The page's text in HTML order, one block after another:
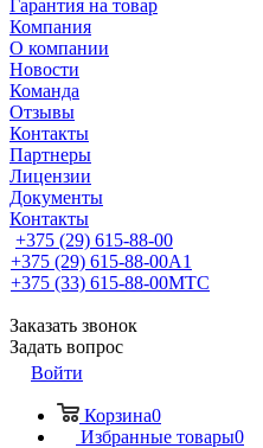
Гарантия на товар
Компания
О компании
Новости
Команда
Отзывы
Контакты
Партнеры
Лицензии
Документы
Контакты
+375 (29) 615-88-00
+375 (29) 615-88-00A1
+375 (33) 615-88-00МТС
Заказать звонок
Задать вопрос
Войти
Корзина0
Избранные товары0